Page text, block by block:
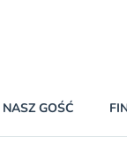
NASZ GOŚĆ